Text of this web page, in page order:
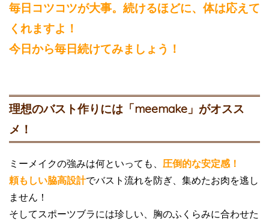
毎日コツコツが大事。続けるほどに、体は応えて
くれますよ！
今日から毎日続けてみましょう！
理想のバスト作りには「meemake」がオスス
メ！
ミーメイクの強みは何といっても、 圧倒的な安定感！
頼もしい脇高設計でバスト流れを防ぎ、集めたお肉を逃し
ません！
そしてスポーツブラには珍しい、胸のふくらみに合わせた